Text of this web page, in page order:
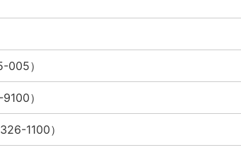
005）
）
1100）